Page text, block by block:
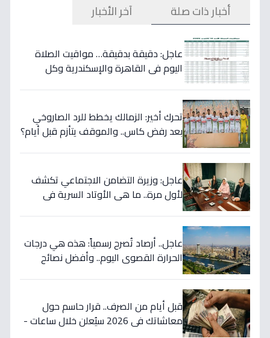
أخبار ذات صلة آخر الأخبار
عاجل: دقيقة بدقيقة… مواقيت الصلاة
اليوم في القاهرة والإسكندرية وكل
تحرك أخير: الزمالك يخطط للرد الصاروخي
بعد رفض كاس.. والموقف يتأزم قبل أيام؟
عاجل: وزيرة التضامن الاجتماعي تكشف
لأول مرة.. ما هي الأوتاد السرية في
عاجل.. أرصاد تُصرح رسمياً: هذه هي درجات
الحرارة القصوى اليوم.. وأفضل نصائح
قبل أيام من الصرف.. قرار حاسم حول
معاشاتك في 2026 سيُعلن خلال ساعات -